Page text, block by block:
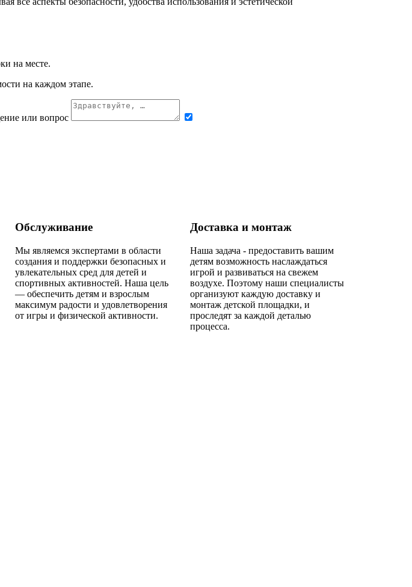
на месте.
на каждом этапе.
или вопрос
Обслуживание
Мы являемся экспертами в области
создания и поддержки безопасных и
увлекательных сред для детей и
спортивных активностей. Наша цель
— обеспечить детям и взрослым
максимум радости и удовлетворения
от игры и физической активности.
Доставка и монтаж
Наша задача - предоставить вашим
детям возможность наслаждаться
игрой и развиваться на свежем
воздухе. Поэтому наши специалисты
организуют каждую доставку и
монтаж детской площадки, и
проследят за каждой деталью
процесса.